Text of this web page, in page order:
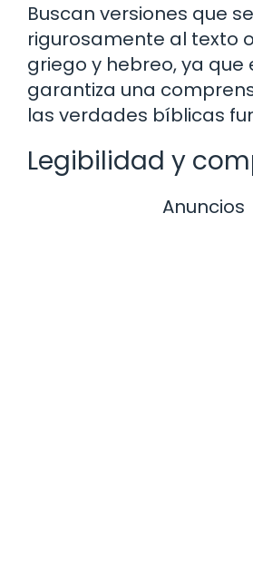
Buscan versiones que
rigurosamente al texto
griego y hebreo, ya que
garantiza una
las verdades bíblicas
Legibilidad y
Anuncios